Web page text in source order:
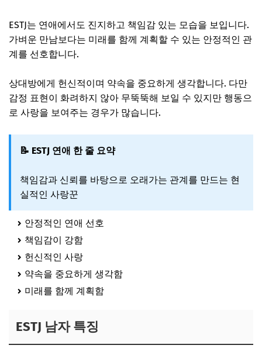
ESTJ는 연애에서도 진지하고 책임감 있는 모습을 보입니다.
가벼운 만남보다는 미래를 함께 계획할 수 있는 안정적인 관
계를 선호합니다.
상대방에게 헌신적이며 약속을 중요하게 생각합니다. 다만
감정 표현이 화려하지 않아 무뚝뚝해 보일 수 있지만 행동으
로 사랑을 보여주는 경우가 많습니다.
📝 ESTJ 연애 한 줄 요약
책임감과 신뢰를 바탕으로 오래가는 관계를 만드는 현
실적인 사랑꾼
안정적인 연애 선호
책임감이 강함
헌신적인 사랑
약속을 중요하게 생각함
미래를 함께 계획함
ESTJ 남자 특징